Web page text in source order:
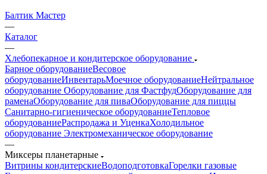
Балтик Мастер
—
Каталог
—
Хлебопекарное и кондитерское оборудование
Барное оборудованиеВесовое
оборудованиеИнвентарьМоечное оборудованиеНейтральное
оборудование Оборудование для ФастфудОборудование для
раменаОборудование для пиваОборудование для пиццы
Санитарно-гигиеническое оборудованиеТепловое
оборудованиеРаспродажа и УценкаХолодильное
оборудование Электромеханическое оборудование
—
Миксеры планетарные
Витрины кондитерскиеВодоподготовкаГорелки газовые